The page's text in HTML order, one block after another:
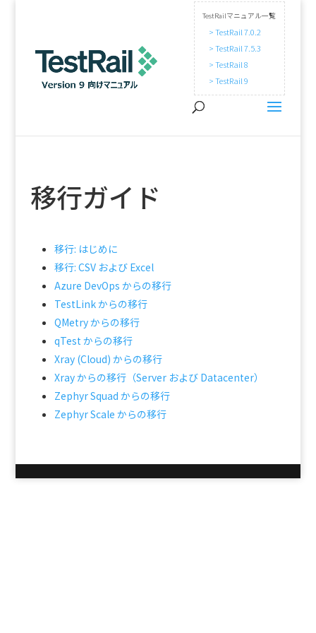
TestRailマニュアル一覧
> TestRail 7.0.2
> TestRail 7.5.3
> TestRail 8
> TestRail 9
移行ガイド
移行: はじめに
移行: CSV および Excel
Azure DevOps からの移行
TestLink からの移行
QMetry からの移行
qTest からの移行
Xray (Cloud) からの移行
Xray からの移行（Server および Datacenter）
Zephyr Squad からの移行
Zephyr Scale からの移行